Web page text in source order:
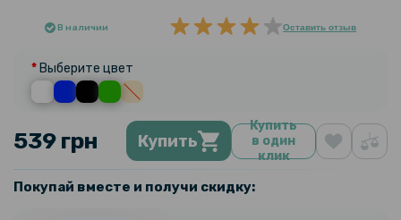
В наличии Оставить отзыв
Выберите цвет
539 грн Купить
Купить
в один
клик
Покупай вместе и получи скидку: